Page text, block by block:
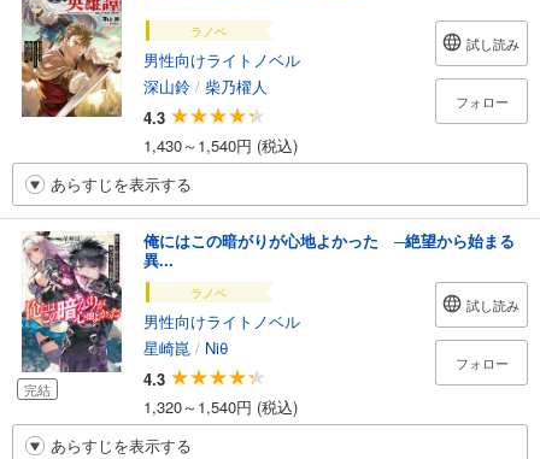
ラノベ
男性向けライトノベル
深山鈴 / 柴乃櫂人
4.3
1,430～1,540円 (税込)
試し読み
フォロー
あらすじを表示する
完結
俺にはこの暗がりが心地よかった ─絶望から始まる
異...
ラノベ
男性向けライトノベル
星崎崑 / Niθ
4.3
1,320～1,540円 (税込)
試し読み
フォロー
あらすじを表示する